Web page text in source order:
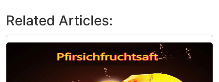
Related Articles: